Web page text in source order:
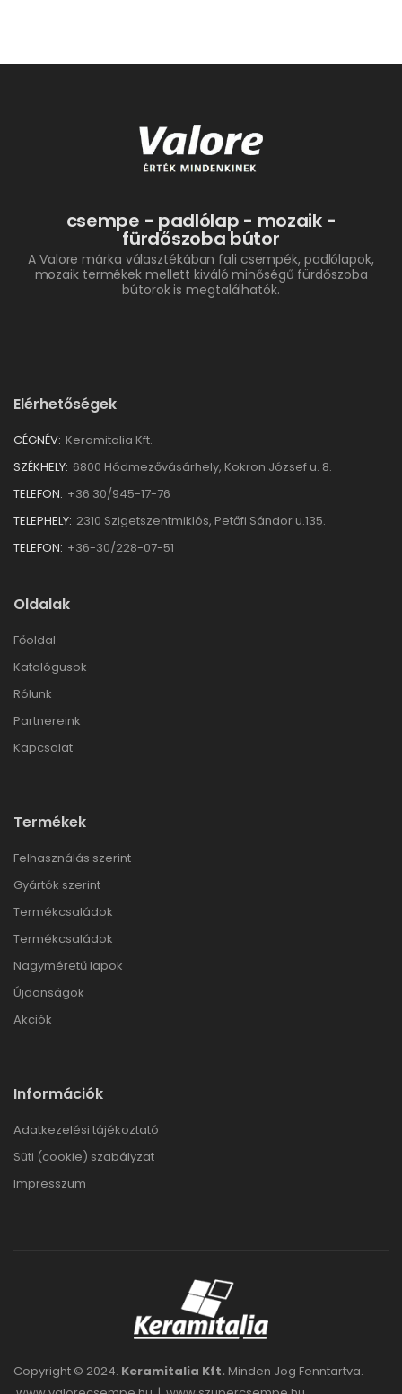
csempe - padlólap - mozaik -
fürdőszoba bútor
A Valore márka választékában fali csempék, padlólapok,
mozaik termékek mellett kiváló minőségű fürdőszoba
bútorok is megtalálhatók.
Elérhetőségek
CÉGNÉV: Keramitalia Kft.
SZÉKHELY: 6800 Hódmezővásárhely, Kokron József u. 8.
TELEFON: +36 30/945-17-76
TELEPHELY: 2310 Szigetszentmiklós, Petőfi Sándor u.135.
TELEFON: +36-30/228-07-51
Oldalak
Főoldal
Katalógusok
Rólunk
Partnereink
Kapcsolat
Termékek
Felhasználás szerint
Gyártók szerint
Termékcsaládok
Termékcsaládok
Nagyméretű lapok
Újdonságok
Akciók
Információk
Adatkezelési tájékoztató
Süti (cookie) szabályzat
Impresszum
Copyright © 2024. Keramitalia Kft. Minden Jog Fenntartva.